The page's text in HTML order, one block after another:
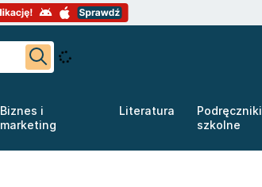
Biznes i
marketing
Literatura
Podręczniki
szkolne